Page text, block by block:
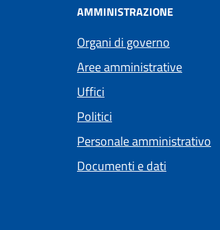
AMMINISTRAZIONE
Organi di governo
Aree amministrative
Uffici
Politici
Personale amministrativo
Documenti e dati